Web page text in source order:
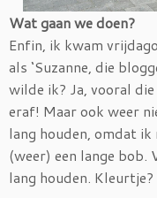
Wat gaan we doen?
Enfin, ik kwam
als ‘Suzanne, die
wilde ik? Ja, vooral
eraf! Maar ook weer
lang houden, omdat
(weer) een lange bob.
lang houden. Kleurtje?